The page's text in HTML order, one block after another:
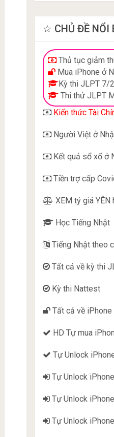
☆ CHỦ ĐỀ
Thủ tục giảm
Mua iPhone ở
Kỳ thi JLPT 7/
Thi thử JLPT
Kiến thức Tài
Người Việt ở
Kết quả sổ xố ở
Tiền trợ cấp
XEM tỷ giá YÊN
Học Tiếng Nhật
Tiếng Nhật theo
Tất cả về kỳ thi
Kỳ thi Nattest
Tất cả về iPhone
HD Tự mua
Tự Unlock
Tự Unlock
Tự Unlock
Tự Unlock